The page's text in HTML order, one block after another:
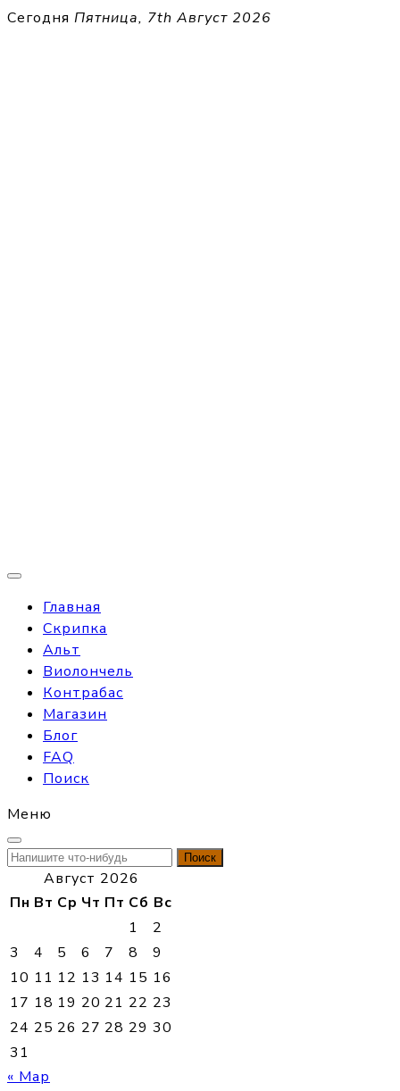
Перейти
Сегодня Пятница, 7th Август 2026
Главная
Скрипка
Альт
Виолончель
Контрабас
Магазин
Блог
FAQ
Поиск
Меню
Найти:
Август 2026
Пн Вт Ср Чт Пт Сб Вс
1
2
3
4 5 6 7 8
9
10 11 12 13 14 15 16
17 18 19 20 21 22 23
24 25 26 27 28 29 30
31
« Мар